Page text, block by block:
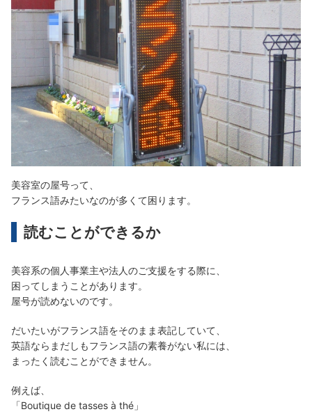
美容室の屋号って、
フランス語みたいなのが多くて困ります。
読むことができるか
美容系の個人事業主や法人のご支援をする際に、
困ってしまうことがあります。
屋号が読めないのです。
だいたいがフランス語をそのまま表記していて、
英語ならまだしもフランス語の素養がない私には、
まったく読むことができません。
例えば、
「Boutique de tasses à thé」